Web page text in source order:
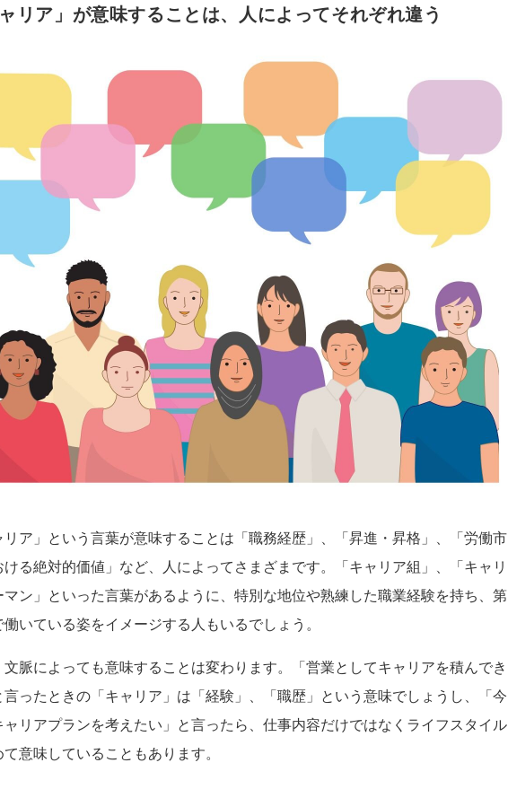
ャリア」が意味することは、人によってそれぞれ違う
リア」という言葉が意味することは「職務経歴」、「昇進・昇格」、「労働市
ける絶対的価値」など、人によってさまざまです。「キャリア組」、「キャリ
マン」といった言葉があるように、特別な地位や熟練した職業経験を持ち、第
働いている姿をイメージする人もいるでしょう。
文脈によっても意味することは変わります。「営業としてキャリアを積んでき
言ったときの「キャリア」は「経験」、「職歴」という意味でしょうし、「今
ャリアプランを考えたい」と言ったら、仕事内容だけではなくライフスタイル
て意味していることもあります。